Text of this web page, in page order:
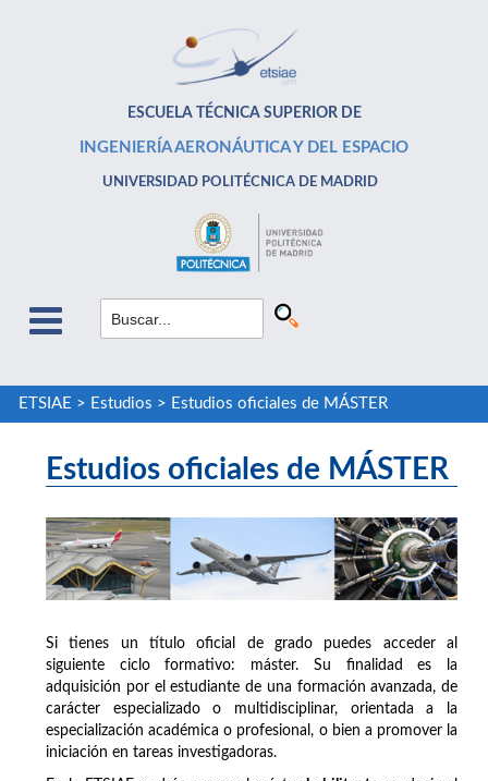
ESCUELA TÉCNICA SUPERIOR DE
INGENIERÍA AERONÁUTICA Y DEL ESPACIO
UNIVERSIDAD POLITÉCNICA DE MADRID
ETSIAE > Estudios > Estudios oficiales de MÁSTER
Estudios oficiales de MÁSTER
Si tienes un título oficial de grado puedes acceder al
siguiente ciclo formativo: máster. Su finalidad es la
adquisición por el estudiante de una formación avanzada, de
carácter especializado o multidisciplinar, orientada a la
especialización académica o profesional, o bien a promover la
iniciación en tareas investigadoras.